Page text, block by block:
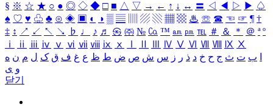
§ ※ ☆ ★ ○ ● ◎ ◇ ◆ □ ■ △ ▽ → ← ↑ ↓ ↔ 〓 ◁ ◀ ▷ ▶ ♤
♠ ♡ ♥ ♧ ♣ ⊙ ◈ ▣ ◐ ◑ ▒ ▤ ▨ ▧ ▦ ▩ ♨ ☏ ☎ ☜ ☞ ¶ †
‡ ↕ ↗ ↙ ↖ ↘ ♭ ♩ ♪ ♬ ㉿ ㈜ № ㏇ ™ ㏂ ㏘ ℡ ＃ ＆ ＊ ＠ ª º
ⅰ
ⅱ ⅲ ⅳ ⅴ ⅵ ⅶ ⅷ ⅸ ⅹ Ⅳ Ⅴ Ⅵ Ⅶ Ⅷ Ⅸ Ⅹ
ب ت ث ج ح خ د ذ ر ز س ش ص ض ط ظ ع غ ف ق ک ل م ن ه
و ی
닫기